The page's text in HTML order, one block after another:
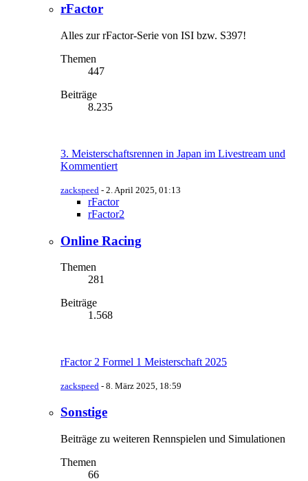
rFactor
Alles zur rFactor-Serie von ISI bzw. S397!
Themen
447
Beiträge
8.235
3. Meisterschaftsrennen in Japan im Livestream und
Kommentiert
zackspeed - 2. April 2025, 01:13
rFactor
rFactor2
Online Racing
Themen
281
Beiträge
1.568
rFactor 2 Formel 1 Meisterschaft 2025
zackspeed - 8. März 2025, 18:59
Sonstige
Beiträge zu weiteren Rennspielen und Simulationen
Themen
66